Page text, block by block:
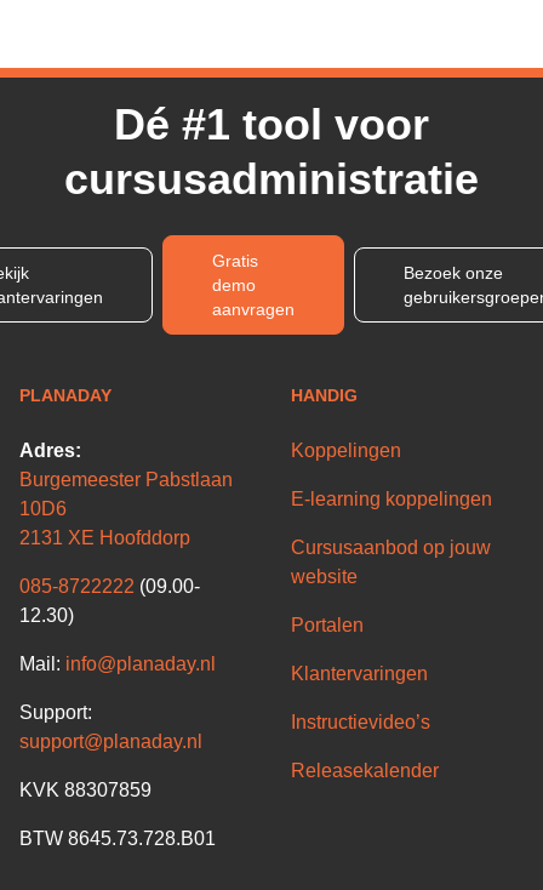
Dé #1 tool voor
cursusadministratie
Gratis
demo
aanvragen
Bezoek onze
PLANADAY
Adres:
Burgemeester Pabstlaan
10D6
2131 XE Hoofddorp
085-8722222 (09.00-
12.30)
Mail: info@planaday.nl
Support:
support@planaday.nl
KVK 88307859
BTW 8645.73.728.B01
HANDIG
Koppelingen
E-learning koppelingen
Cursusaanbod op jouw
website
Portalen
Klantervaringen
Instructievideo’s
Releasekalender